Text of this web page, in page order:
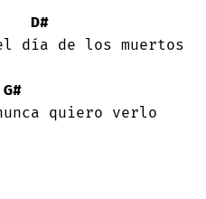
D#
día de los muertos
G#
quiero verlo